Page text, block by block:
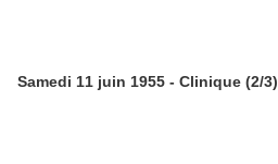
Samedi 11 juin 1955 - Clinique (2/3)